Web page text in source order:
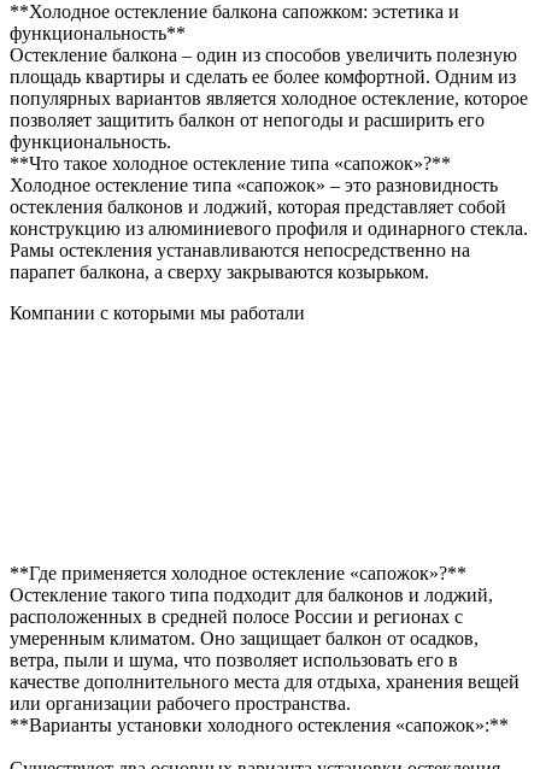
**Холодное остекление балкона сапожком: эстетика и
функциональность**
Остекление балкона – один из способов увеличить полезную
площадь квартиры и сделать ее более комфортной. Одним из
популярных вариантов является холодное остекление, которое
позволяет защитить балкон от непогоды и расширить его
функциональность.
**Что такое холодное остекление типа «сапожок»?**
Холодное остекление типа «сапожок» – это разновидность
остекления балконов и лоджий, которая представляет собой
конструкцию из алюминиевого профиля и одинарного стекла.
Рамы остекления устанавливаются непосредственно на
парапет балкона, а сверху закрываются козырьком.
Компании с которыми мы работали
**Где применяется холодное остекление «сапожок»?**
Остекление такого типа подходит для балконов и лоджий,
расположенных в средней полосе России и регионах с
умеренным климатом. Оно защищает балкон от осадков,
ветра, пыли и шума, что позволяет использовать его в
качестве дополнительного места для отдыха, хранения вещей
или организации рабочего пространства.
**Варианты установки холодного остекления «сапожок»:**